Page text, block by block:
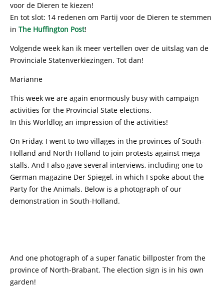
voor de Dieren te kiezen!
En tot slot: 14 redenen om Partij voor de Dieren te stemmen
in The Huffington Post!
Volgende week kan ik meer vertellen over de uitslag van de
Provinciale Statenverkiezingen. Tot dan!
Marianne
This week we are again enormously busy with campaign
activities for the Provincial State elections.
In this Worldlog an impression of the activities!
On Friday, I went to two villages in the provinces of South-
Holland and North Holland to join protests against mega
stalls. And I also gave several interviews, including one to
German magazine Der Spiegel, in which I spoke about the
Party for the Animals. Below is a photograph of our
demonstration in South-Holland.
And one photograph of a super fanatic billposter from the
province of North-Brabant. The election sign is in his own
garden!